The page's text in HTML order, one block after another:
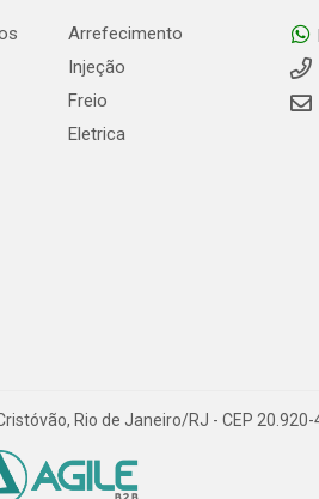
Arrefecimento
Injeção
Freio
Eletrica
Rio de Janeiro/RJ - CEP